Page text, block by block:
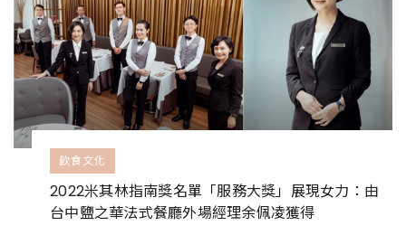
飲食文化
2022米其林指南獎名單「服務大獎」展現女力：由
台中鹽之華法式餐廳外場經理余佩凌獲得